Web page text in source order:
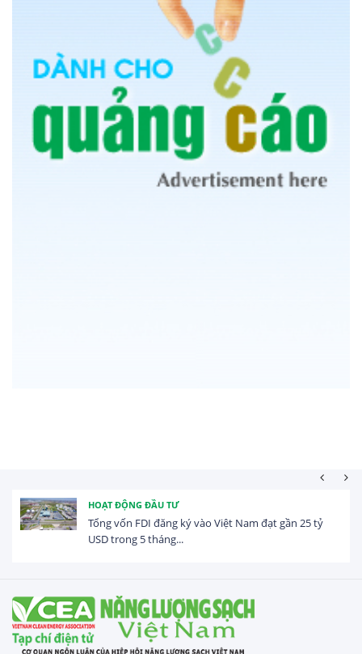
HOẠT ĐỘNG ĐẦU TƯ
Tổng vốn FDI đăng ký vào Việt Nam đạt gần 25 tỷ
USD trong 5 tháng...